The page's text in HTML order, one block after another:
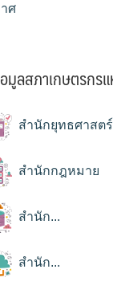
ศ
มูลสภาเกษตรกร
สำนักยุทธศาสตร์
สำนักกฎหมาย
สำนัก...
สำนัก...